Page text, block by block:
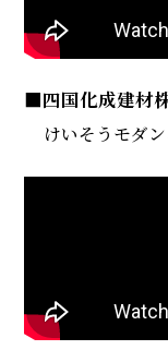
■四国化成建材
けいそうモダ